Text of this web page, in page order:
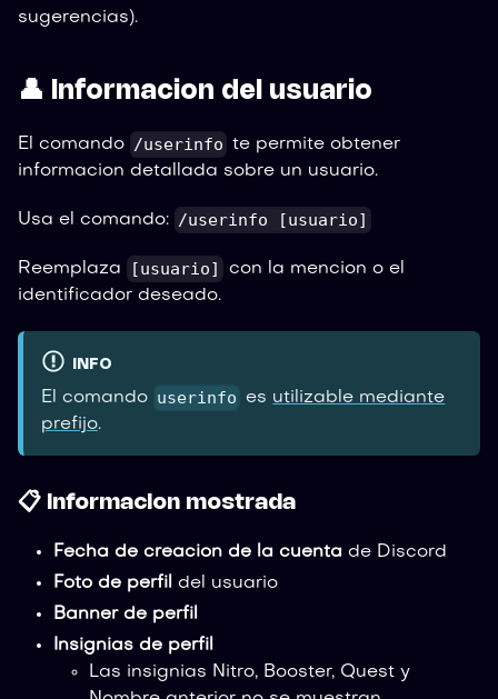
sugerencias).
👤 Informacion del usuario
El comando /userinfo te permite obtener
informacion detallada sobre un usuario.
Usa el comando: /userinfo [usuario]
Reemplaza [usuario]
con la mencion o el
identificador deseado.
INFO
El comando userinfo es utilizable mediante
prefijo.
📋 Informacion mostrada
Fecha de creacion de la cuenta de Discord
Foto de perfil del usuario
Banner de perfil
Insignias de perfil
Las insignias Nitro, Booster, Quest y